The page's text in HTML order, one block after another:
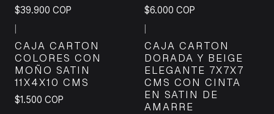
$39.900 COP $6.000 COP
CAJA CARTON
COLORES CON
MOÑO SATIN
11X4X10 CMS
$1.500 COP
CAJA CARTON
DORADA Y BEIGE
ELEGANTE 7X7X7
CMS CON CINTA
EN SATIN DE
AMARRE